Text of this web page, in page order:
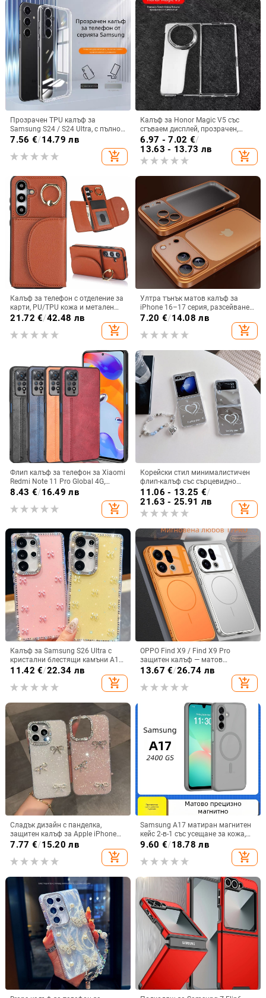
Прозрачен TPU калъф за
Samsung S24 / S24 Ultra, с пълно
покритие и защита на камерата
7.56 €/14.79 лв
add_shopping_cart
Калъф за Honor Magic V5 със
сгъваем дисплей, прозрачен,
лъскав, PC материал
6.97 - 7.02 €/
13.63 - 13.73 лв
add_shopping_cart
Калъф за телефон с отделение за
карти, PU/TPU кожа и метален
пръстен; ръчна изработка,
против изпускане, за Samsung
21.72 €/42.48 лв
add_shopping_cart
Ултра тънък матов калъф за
iPhone 16–17 серия, разсейване
на топлината, пълно покритие,
удароустойчив и устойчив на
отпечатъци
7.20 €/14.08 лв
add_shopping_cart
Флип калъф за телефон за Xiaomi
Redmi Note 11 Pro Global 4G,
имитационна кожа, бизнес стил
8.43 €/16.49 лв
add_shopping_cart
Корейски стил минималистичен
флип-калъф със сърцевидно
огледало за Samsung Galaxy Z
Flip 3/4/5
11.06 - 13.25 €/
21.63 - 25.91 лв
add_shopping_cart
Калъф за Samsung S26 Ultra с
кристални блестящи камъни A17,
A57IMD Aurora Bow и S24FE,
11.42 €/22.34 лв
add_shopping_cart
OPPO Find X9 / Find X9 Pro
защитен калъф — матов
пластмасов, минималистичен
стил, против изпускане, магнитно
зареждане, възможност за
13.67 €/26.74 лв
add_shopping_cart
Сладък дизайн с панделка,
защитен калъф за Apple iPhone
11–15 Pro Max, пълен обхват
7.77 €/15.20 лв
add_shopping_cart
Samsung A17 матиран магнитен
кейс 2-в-1 със усещане за кожа,
удароустойчива обвивка от
червено, лилаво, синьо, черно
9.60 €/18.78 лв
add_shopping_cart